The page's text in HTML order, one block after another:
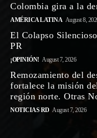
Colombia gira a la
AMÉRICA LATINA August 8,
El Colapso
PR
¡OPINIÓN! August 7, 2026
Remozamiento del
fortalece la misión
región norte. Otras
NOTICIAS RD August 7, 2026